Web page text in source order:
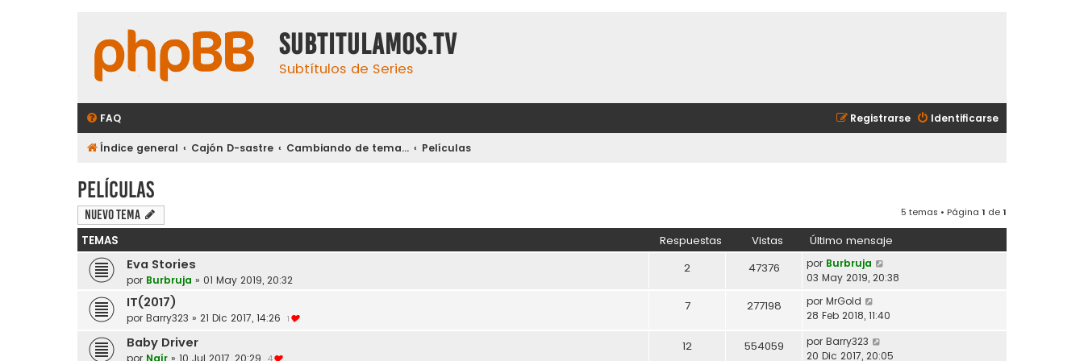
subtitulamos.tv
Subtítulos de Series
FAQ Identificarse
Registrarse
Índice general Cajón D-sastre Cambiando de tema... Películas
Películas
Nuevo Tema 5 temas • Página 1 de1
TEMAS Respuestas Vistas Último mensaje
Eva Stories
por Burbruja » 01 May 2019, 20:32
2 47376 por Burbruja
03 May 2019, 20:38
IT(2017)
por Barry323 » 21 Dic 2017, 14:26 1
7 277198 por MrGold
28 Feb 2018, 11:40
Baby Driver
por Naír » 10 Jul 2017, 20:29
12 554059 por Barry323
20 Dic 2017, 20:05